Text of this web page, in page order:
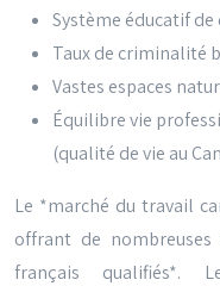
Système éducatif
Taux de criminalité
Vastes espaces
Équilibre vie
(qualité de vie au
Le *marché du travail
offrant de
français qualifiés*.